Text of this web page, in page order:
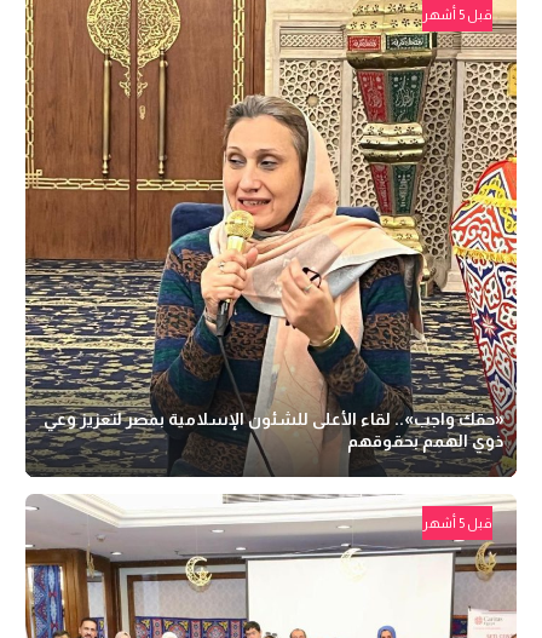
قبل 5 أشهر
«حقك واجب».. لقاء الأعلى للشئون الإسلامية بمصر لتعزيز وعي
ذوي الهمم بحقوقهم
قبل 5 أشهر